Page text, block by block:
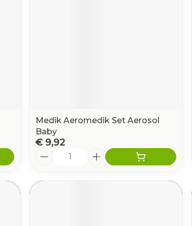
Medik Aeromedik Set Aerosol
Baby
€ 9,92